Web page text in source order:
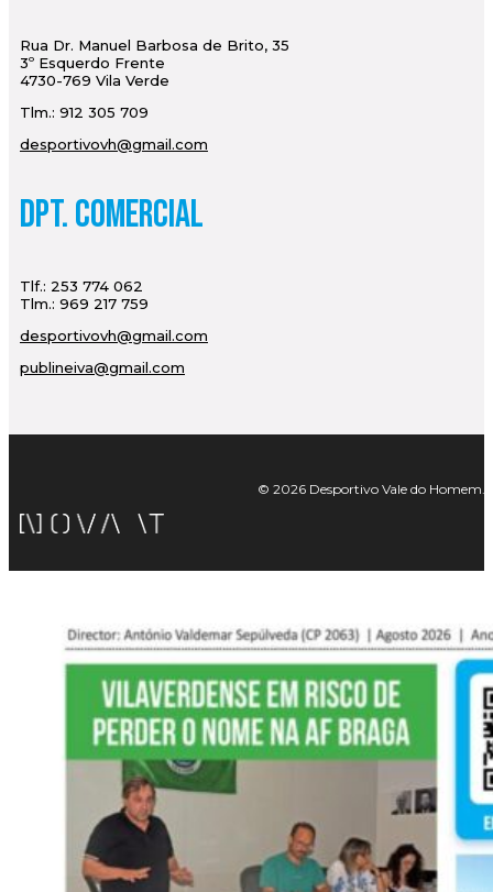
Rua Dr. Manuel Barbosa de Brito, 35
3º Esquerdo Frente
4730-769 Vila Verde
Tlm.: 912 305 709
desportivovh@gmail.com
Dpt. Comercial
Tlf.: 253 774 062
Tlm.: 969 217 759
desportivovh@gmail.com
publineiva@gmail.com
© 2026 Desportivo Vale do Homem.